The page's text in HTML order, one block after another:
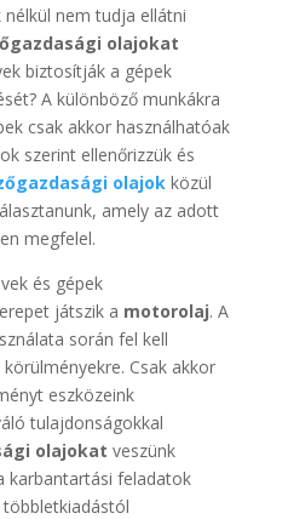
nem tudja ellátni
olajokat
biztosítják a gépek
A különböző munkákra
csak akkor használhatóak
szerint ellenőrizzük és
olajok közül
amely az adott
megfelel.
és gépek
játszik a motorolaj. A
során fel kell
Csak akkor
eszközeink
tulajdonságokkal
olajokat veszünk
karbantartási feladatok